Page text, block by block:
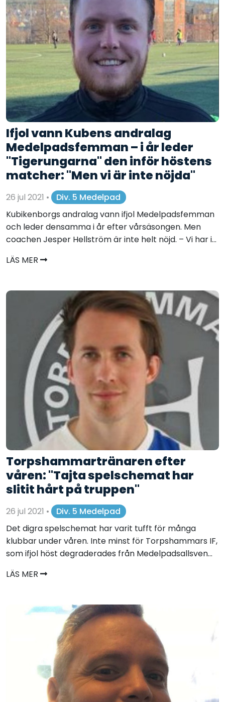
Ifjol vann Kubens andralag
Medelpadsfemman – i år leder
"Tigerungarna" den inför höstens
matcher: "Men vi är inte nöjda"
26 jul 2021 •
Div. 5 Medelpad
Kubikenborgs andralag vann ifjol Medelpadsfemman
och leder densamma i år efter vårsäsongen. Men
coachen Jesper Hellström är inte helt nöjd. – Vi har i...
LÄS MER
Torpshammartränaren efter
våren: "Tajta spelschemat har
slitit hårt på truppen"
26 jul 2021 •
Div. 5 Medelpad
Det digra spelschemat har varit tufft för många
klubbar under våren. Inte minst för Torpshammars IF,
som ifjol höst degraderades från Medelpadsallsven...
LÄS MER